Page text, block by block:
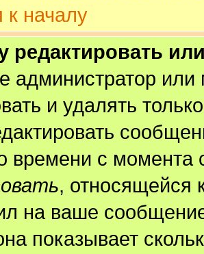
к началу
редактировать
администратор
и удалять
времени с
, относящейся
на ваше
показывает